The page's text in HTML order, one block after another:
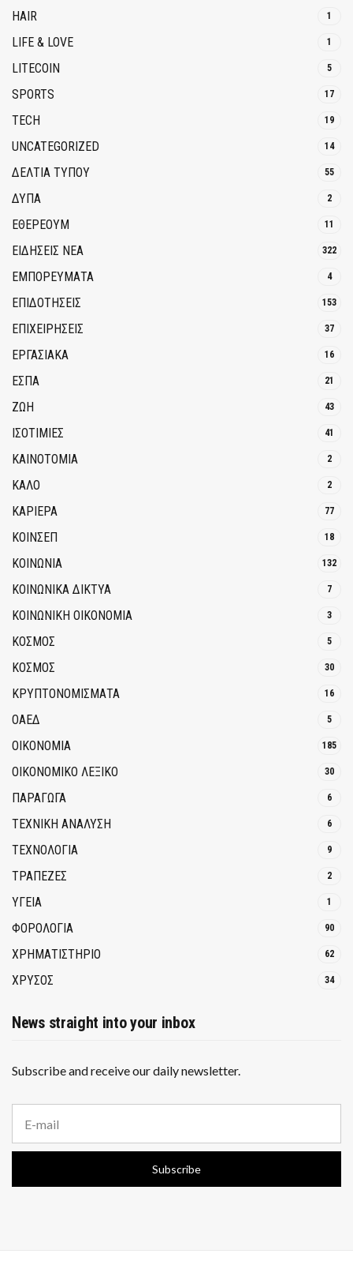
HAIR 1
LIFE & LOVE 1
LITECOIN 5
SPORTS 17
TECH 19
UNCATEGORIZED 14
ΔΕΛΤΙΑ ΤΥΠΟΥ 55
ΔΥΠΑ 2
ΕΘΈΡΕΟΥΜ 11
ΕΙΔΗΣΕΙΣ ΝΕΑ 322
ΕΜΠΟΡΕΥΜΑΤΑ 4
ΕΠΙΔΟΤΗΣΕΙΣ 153
ΕΠΙΧΕΙΡΗΣΕΙΣ 37
ΕΡΓΑΣΙΑΚΑ 16
ΕΣΠΑ 21
ΖΩΗ 43
ΙΣΟΤΙΜΙΕΣ 41
ΚΑΙΝΟΤΟΜΊΑ 2
ΚΑΛΟ 2
ΚΑΡΙΕΡΑ 77
ΚΟΙΝΣΕΠ 18
ΚΟΙΝΩΝΙΑ 132
ΚΟΙΝΩΝΙΚΆ ΔΊΚΤΥΑ 7
ΚΟΙΝΩΝΙΚΉ ΟΙΚΟΝΟΜΊΑ 3
ΚΟΣΜΟΣ 5
ΚΟΣΜΟΣ 30
ΚΡΥΠΤΟΝΟΜΊΣΜΑΤΑ 16
ΟΑΕΔ 5
ΟΙΚΟΝΟΜΙΑ 185
ΟΙΚΟΝΟΜΙΚΟ ΛΕΞΙΚΟ 30
ΠΑΡΑΓΩΓΑ 6
ΤΕΧΝΙΚΗ ΑΝΑΛΥΣΗ 6
ΤΕΧΝΟΛΟΓΙΑ 9
ΤΡΆΠΕΖΕΣ 2
ΥΓΕΙΑ 1
ΦΟΡΟΛΟΓΙΑ 90
ΧΡΗΜΑΤΙΣΤΗΡΙΟ 62
ΧΡΥΣΟΣ 34
News straight into your inbox
Subscribe and receive our daily newsletter.
a
i
a
Subscribe